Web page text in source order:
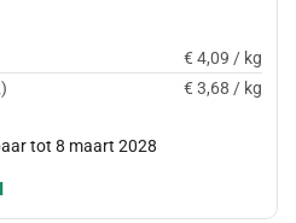
€ 4,09 / kg
€ 3,68 / kg
tot 8 maart 2028